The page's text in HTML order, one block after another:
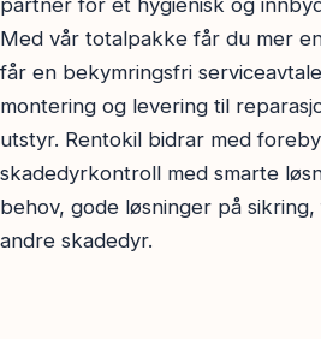
Med vår totalpakke får du mer
får en bekymringsfri
montering og levering til
utstyr. Rentokil bidrar med
skadedyrkontroll med smarte
behov, gode løsninger på
andre skadedyr.